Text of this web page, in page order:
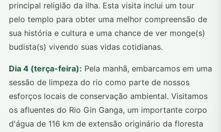
principal religião da ilha. Esta visita inclui um tour
pelo templo para obter uma melhor compreensão de
sua história e cultura e uma chance de ver monge(s)
budista(s) vivendo suas vidas cotidianas.
Dia 4 (terça-feira): Pela manhã, embarcamos em uma
sessão de limpeza do rio como parte de nossos
esforços locais de conservação ambiental. Visitamos
os afluentes do Rio Gin Ganga, um importante corpo
d'água de 116 km de extensão originário da floresta